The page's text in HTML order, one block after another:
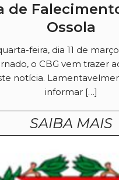
de
Ossola
feira, dia 11 de
o CBG vem trazer
notícia.
informar […]
SAIBA MAIS